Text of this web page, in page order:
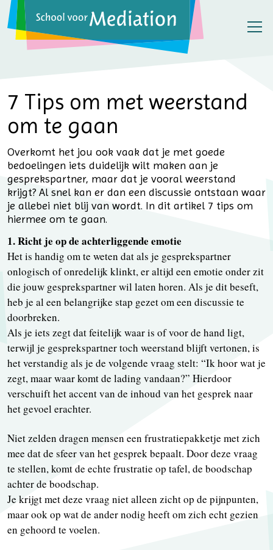
7 Tips om met weerstand
om te gaan
Overkomt het jou ook vaak dat je met goede
bedoelingen iets duidelijk wilt maken aan je
gesprekspartner, maar dat je vooral weerstand
krijgt? Al snel kan er dan een discussie ontstaan waar
je allebei niet blij van wordt. In dit artikel 7 tips om
hiermee om te gaan.
1. Richt je op de achterliggende emotie
Het is handig om te weten dat als je gesprekspartner
onlogisch of onredelijk klinkt, er altijd een emotie onder zit
die jouw gesprekspartner wil laten horen. Als je dit beseft,
heb je al een belangrijke stap gezet om een discussie te
doorbreken.
Als je iets zegt dat feitelijk waar is of voor de hand ligt,
terwijl je gesprekspartner toch weerstand blijft vertonen, is
het verstandig als je de volgende vraag stelt: “Ik hoor wat je
zegt, maar waar komt de lading vandaan?” Hierdoor
verschuift het accent van de inhoud van het gesprek naar
het gevoel erachter.
Niet zelden dragen mensen een frustratiepakketje met zich
mee dat de sfeer van het gesprek bepaalt. Door deze vraag
te stellen, komt de echte frustratie op tafel, de boodschap
achter de boodschap.
Je krijgt met deze vraag niet alleen zicht op de pijnpunten,
maar ook op wat de ander nodig heeft om zich echt gezien
en gehoord te voelen.